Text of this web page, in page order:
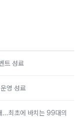
트 성료
영 성료
...최초에 바치는 99대의